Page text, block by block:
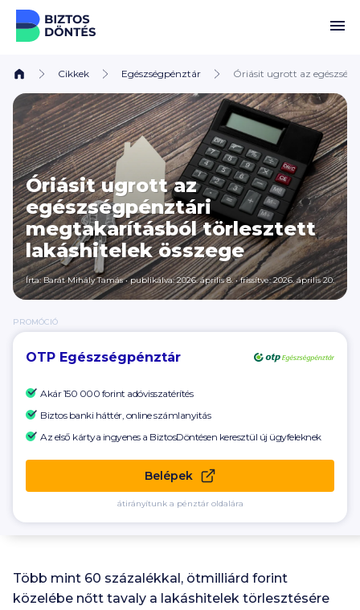
Ugrás a tartalomhoz
Cikkek Egészségpénztár Óriásit ugrott az
Óriásit ugrott az
egészségpénztári
megtakarításból törlesztett
lakáshitelek összege
Írta:Barát Mihály Tamás•publikálva: 2026. április 8.•frissítve: 2026. április 20.
PROMÓCIÓ
OTP Egészségpénztár
Akár150 000 forint adóvisszatérítés
Biztos banki háttér, online számlanyitás
Az első kártya ingyenes a BiztosDöntésen keresztül új ügyfeleknek
Belépek
átirányítunk a pénztár oldalára
Több mint 60 százalékkal, ötmilliárd forint
közelébe nőtt tavaly a lakáshitelek törlesztésére